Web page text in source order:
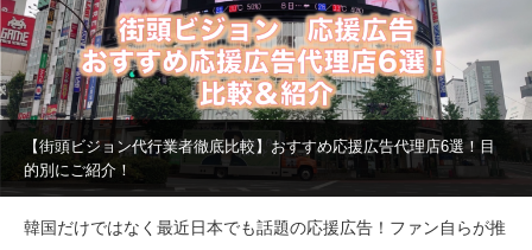
【街頭ビジョン代行業者徹底比較】おすすめ応援広告代理店6選！目
的別にご紹介！
韓国だけではなく最近日本でも話題の応援広告！ファン自らが推